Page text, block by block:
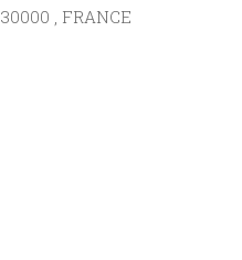
30000 , FRANCE